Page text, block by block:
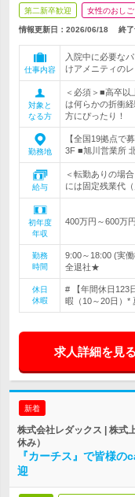
第二新卒歓迎 女性のおし
情報更新日：2026/06/18 終了
仕事内容
入院中に必要な
けアメニティの
対象と
なる方
＜必須＞■高卒以
は何らかの折衝
方にぴったり！
勤務地
【全国19拠点で
3F ■旭川営業所
給与
＜転勤ありの場
には固定残業代
初年度
年収
400万円～600万円
勤務
時間
9:00～18:00 (実
全退社★
休日
休暇
# 【年間休日123
暇（10～20日）*
求人詳細を見る
新着
株式会社レダックス | 株式
休み）
『カーチス』で皆様
迎